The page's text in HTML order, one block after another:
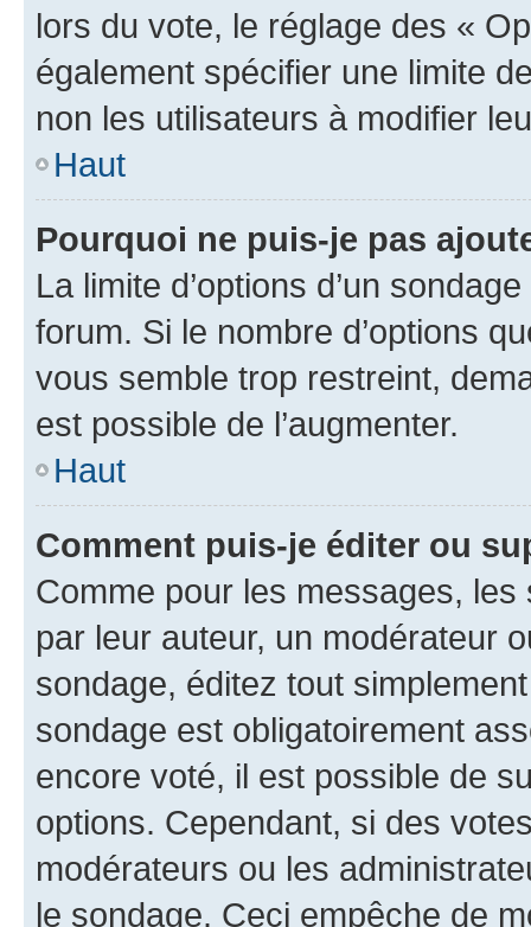
lors du vote, le réglage des «
également spécifier une limite
non les utilisateurs à modifier
Haut
Pourquoi ne puis-je pas
La limite d’options d’un
forum. Si le nombre d’options
vous semble trop restreint,
est possible de l’augmenter.
Haut
Comment puis-je éditer ou
Comme pour les messages,
par leur auteur, un modérateur
sondage, éditez tout
sondage est obligatoirement
encore voté, il est possible de
options. Cependant, si des
modérateurs ou les
le sondage. Ceci empêche de